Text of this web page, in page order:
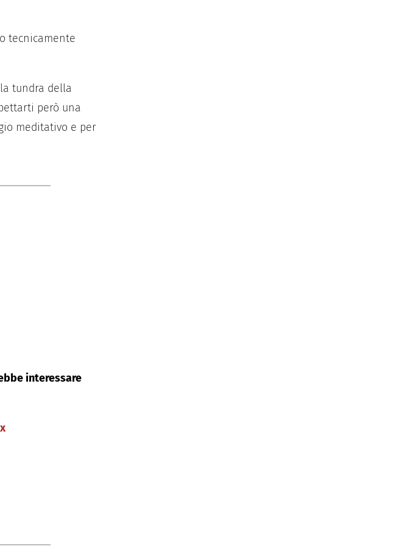
tecnicamente
tundra della
però una
meditativo e per
interessare